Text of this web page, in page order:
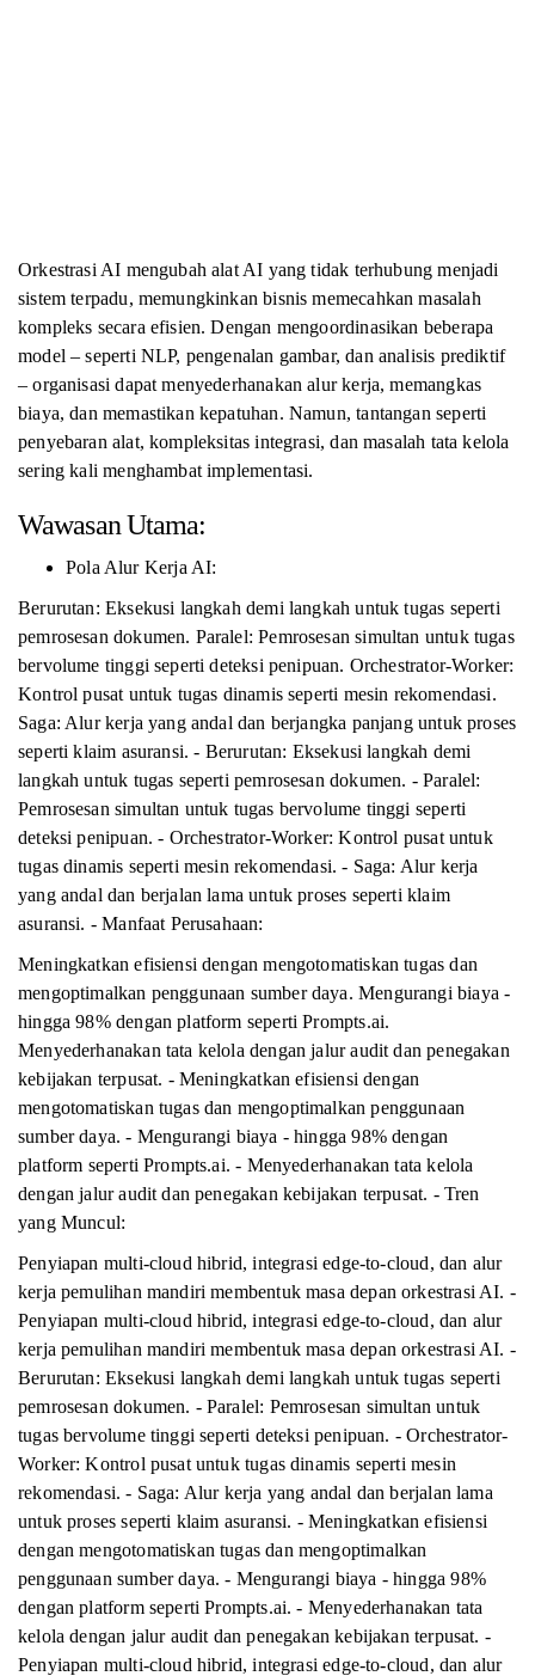
Orkestrasi AI mengubah alat AI yang tidak terhubung menjadi
sistem terpadu, memungkinkan bisnis memecahkan masalah
kompleks secara efisien. Dengan mengoordinasikan beberapa
model – seperti NLP, pengenalan gambar, dan analisis prediktif
– organisasi dapat menyederhanakan alur kerja, memangkas
biaya, dan memastikan kepatuhan. Namun, tantangan seperti
penyebaran alat, kompleksitas integrasi, dan masalah tata kelola
sering kali menghambat implementasi.
Wawasan Utama:
Pola Alur Kerja AI:
Berurutan: Eksekusi langkah demi langkah untuk tugas seperti
pemrosesan dokumen. Paralel: Pemrosesan simultan untuk tugas
bervolume tinggi seperti deteksi penipuan. Orchestrator-Worker:
Kontrol pusat untuk tugas dinamis seperti mesin rekomendasi.
Saga: Alur kerja yang andal dan berjangka panjang untuk proses
seperti klaim asuransi. - Berurutan: Eksekusi langkah demi
langkah untuk tugas seperti pemrosesan dokumen. - Paralel:
Pemrosesan simultan untuk tugas bervolume tinggi seperti
deteksi penipuan. - Orchestrator-Worker: Kontrol pusat untuk
tugas dinamis seperti mesin rekomendasi. - Saga: Alur kerja
yang andal dan berjalan lama untuk proses seperti klaim
asuransi. - Manfaat Perusahaan:
Meningkatkan efisiensi dengan mengotomatiskan tugas dan
mengoptimalkan penggunaan sumber daya. Mengurangi biaya -
hingga 98% dengan platform seperti Prompts.ai.
Menyederhanakan tata kelola dengan jalur audit dan penegakan
kebijakan terpusat. - Meningkatkan efisiensi dengan
mengotomatiskan tugas dan mengoptimalkan penggunaan
sumber daya. - Mengurangi biaya - hingga 98% dengan
platform seperti Prompts.ai. - Menyederhanakan tata kelola
dengan jalur audit dan penegakan kebijakan terpusat. - Tren
yang Muncul:
Penyiapan multi-cloud hibrid, integrasi edge-to-cloud, dan alur
kerja pemulihan mandiri membentuk masa depan orkestrasi AI. -
Penyiapan multi-cloud hibrid, integrasi edge-to-cloud, dan alur
kerja pemulihan mandiri membentuk masa depan orkestrasi AI. -
Berurutan: Eksekusi langkah demi langkah untuk tugas seperti
pemrosesan dokumen. - Paralel: Pemrosesan simultan untuk
tugas bervolume tinggi seperti deteksi penipuan. - Orchestrator-
Worker: Kontrol pusat untuk tugas dinamis seperti mesin
rekomendasi. - Saga: Alur kerja yang andal dan berjalan lama
untuk proses seperti klaim asuransi. - Meningkatkan efisiensi
dengan mengotomatiskan tugas dan mengoptimalkan
penggunaan sumber daya. - Mengurangi biaya - hingga 98%
dengan platform seperti Prompts.ai. - Menyederhanakan tata
kelola dengan jalur audit dan penegakan kebijakan terpusat. -
Penyiapan multi-cloud hibrid, integrasi edge-to-cloud, dan alur